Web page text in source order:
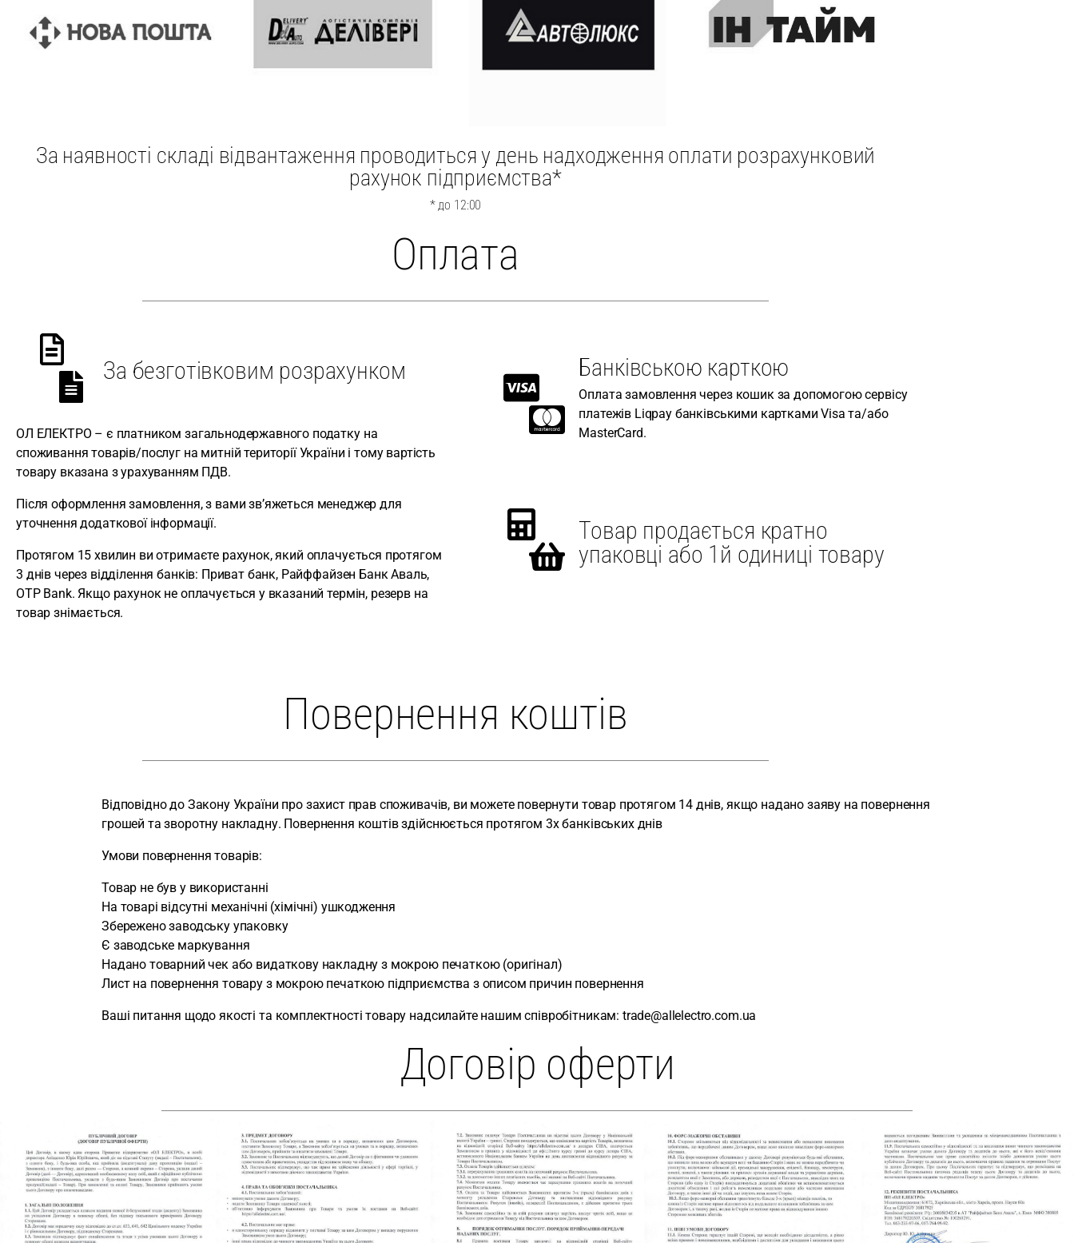
За наявності складі відвантаження проводиться у день надходження оплати розрахунковий
рахунок підприємства*
* до 12:00
Оплата
За безготівковим розрахунком
ОЛ ЕЛЕКТРО – є платником загальнодержавного податку на
споживання товарів/послуг на митній території України і тому вартість
товару вказана з урахуванням ПДВ.
Після оформлення замовлення, з вамизв’яжеться менеджер для
уточнення додаткової інформації.
Протягом 15 хвилин ви отримаєте рахунок, який оплачується протягом
3 днів через відділення банків: Приват банк, Райффайзен Банк Аваль,
OTP Bank. Якщо рахунок не оплачується у вказаний термін, резерв на
товар знімається.
Банківською карткою
Оплата замовлення через кошик за допомогою сервісу
платежів Liqpay банківськими картками Visa та/або
MasterCard.
Товар продається кратно
упаковці або 1й одиниці товару
Повернення коштів
Відповідно до Закону України про захист прав споживачів, ви можете повернути товар протягом 14 днів, якщо надано заяву на повернення
грошей та зворотну накладну. Повернення коштів здійснюється протягом 3х банківських днів
Умови повернення товарів:
Товар не був у використанні
На товарі відсутні механічні (хімічні) ушкодження
Збережено заводську упаковку
Є заводське маркування
Надано товарний чек або видаткову накладну з мокрою печаткою (оригінал)
Лист на повернення товару з мокрою печаткою підприємства з описом причин повернення
Ваші питання щодо якості та комплектності товару надсилайте нашим співробітникам: trade@allelectro.com.ua
Договір оферти